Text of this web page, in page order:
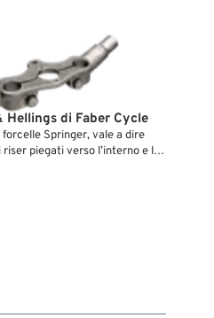
Hellings di Faber Cycle
forcelle Springer, vale a dire
riser piegati verso l’interno e le
di Stelling & Hellings erano il
proprio i pezzi giusti per
rispettivo tipo di piastra